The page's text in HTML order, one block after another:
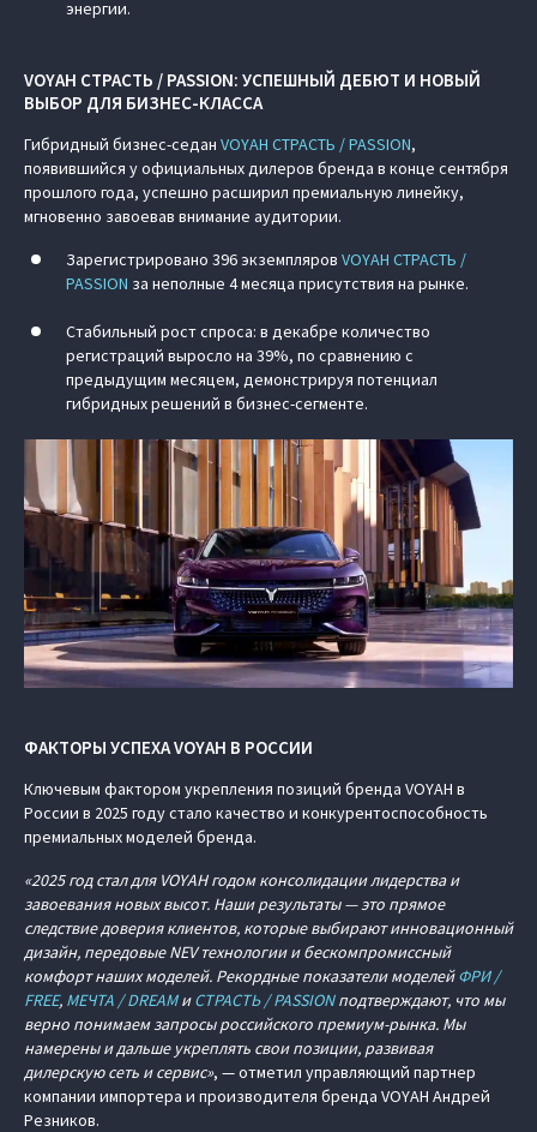
энергии.
VOYAH СТРАСТЬ / PASSION: УСПЕШНЫЙ ДЕБЮТ И НОВЫЙ
ВЫБОР ДЛЯ БИЗНЕС-КЛАССА
Гибридный бизнес-седан VOYAH СТРАСТЬ / PASSION,
появившийся у официальных дилеров бренда в конце сентября
прошлого года, успешно расширил премиальную линейку,
мгновенно завоевав внимание аудитории.
Зарегистрировано 396 экземпляров VOYAH СТРАСТЬ /
PASSION за неполные 4 месяца присутствия на рынке.
Стабильный рост спроса: в декабре количество
регистраций выросло на 39%, по сравнению с
предыдущим месяцем, демонстрируя потенциал
гибридных решений в бизнес-сегменте.
ФАКТОРЫ УСПЕХА VOYAH В РОССИИ
Ключевым фактором укрепления позиций бренда VOYAH в
России в 2025 году стало качество и конкурентоспособность
премиальных моделей бренда.
«2025 год стал для VOYAH годом консолидации лидерства и
завоевания новых высот. Наши результаты — это прямое
следствие доверия клиентов, которые выбирают инновационный
дизайн, передовые NEV технологии и бескомпромиссный
комфорт наших моделей. Рекордные показатели моделейФРИ /
FREE, МЕЧТА / DREAMиСТРАСТЬ / PASSIONподтверждают, что мы
верно понимаем запросы российского премиум-рынка. Мы
намерены и дальше укреплять свои позиции, развивая
дилерскую сеть и сервис», — отметил управляющий партнер
компании импортера и производителя бренда VOYAH Андрей
Резников.